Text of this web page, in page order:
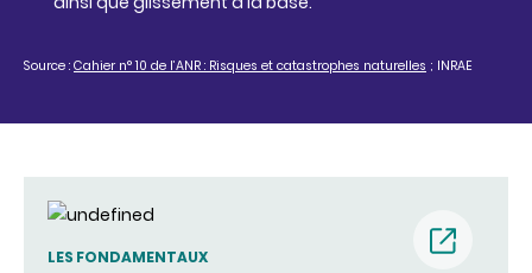
Source : Cahier n° 10 de l’ANR : Risques et catastrophes naturelles ; INRAE
LES FONDAMENTAUX